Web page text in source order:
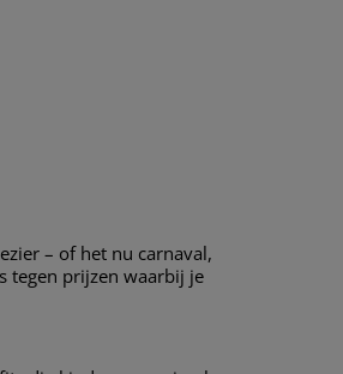
– of het nu carnaval,
tegen prijzen waarbij je